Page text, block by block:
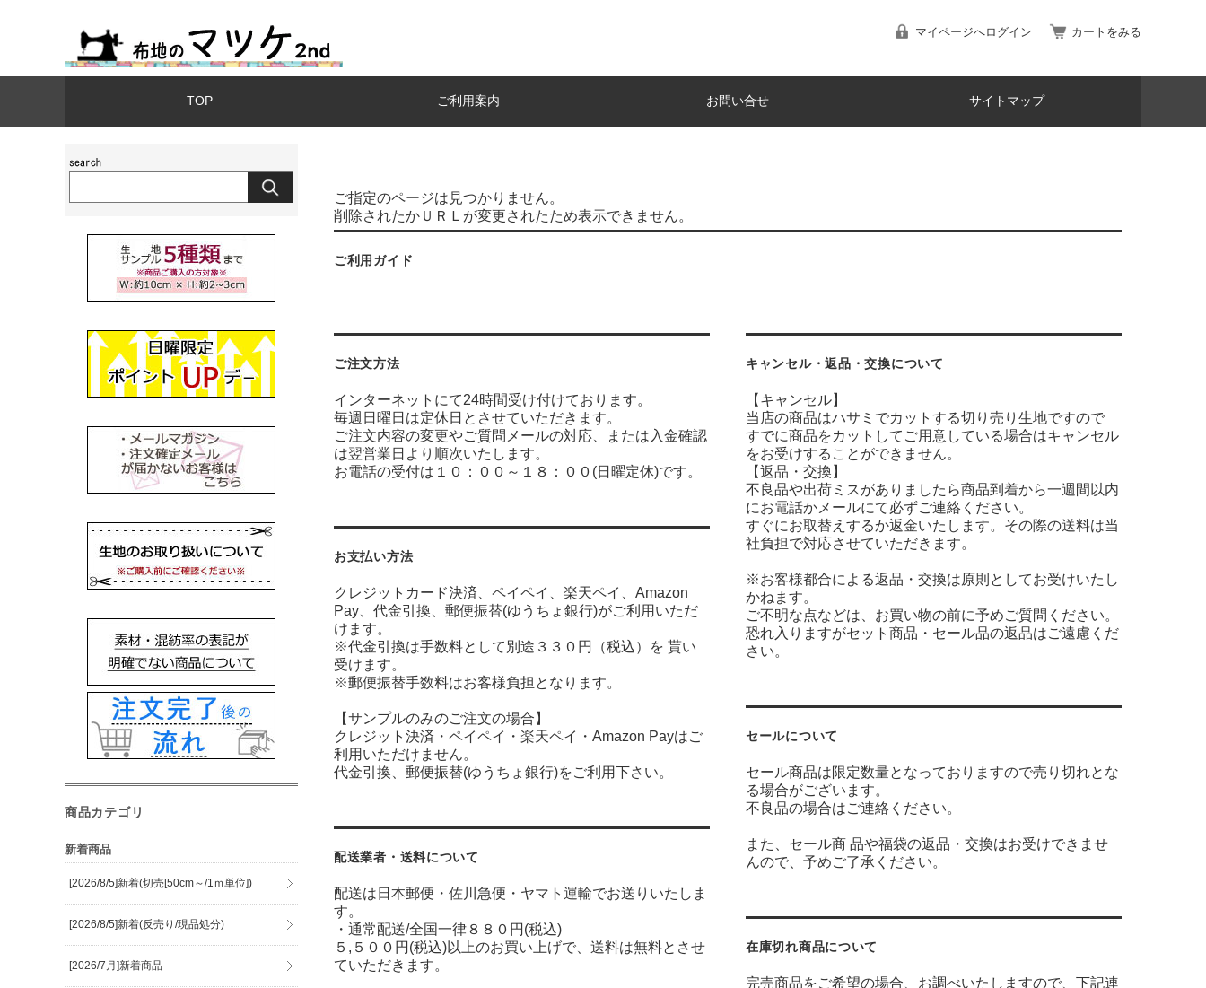
マイページへログイン カートをみる
TOP ご利用案内 お問い合せ サイトマップ
ご指定のページは見つかりません。
削除されたかＵＲＬが変更されたため表示できません。
ご利用ガイド
ご注文方法
インターネットにて24時間受け付けております。
毎週日曜日は定休日とさせていただきます。
ご注文内容の変更やご質問メールの対応、または入金確認
は翌営業日より順次いたします。
お電話の受付は１０：００～１８：００(日曜定休)です。
お支払い方法
クレジットカード決済、ペイペイ、楽天ペイ、Amazon
Pay、代金引換、郵便振替(ゆうちょ銀行)がご利用いただ
けます。
※代金引換は手数料として別途３３０円（税込）を 貰い
受けます。
※郵便振替手数料はお客様負担となります。
【サンプルのみのご注文の場合】
クレジット決済・ペイペイ・楽天ペイ・Amazon Payはご
利用いただけません。
代金引換、郵便振替(ゆうちょ銀行)をご利用下さい。
配送業者・送料について
配送は日本郵便・佐川急便・ヤマト運輸でお送りいたしま
す。
・通常配送/全国一律８８０円(税込)
５,５００円(税込)以上のお買い上げで、送料は無料とさせ
ていただきます。
キャンセル・返品・交換について
【キャンセル】
当店の商品はハサミでカットする切り売り生地ですので
すでに商品をカットしてご用意している場合はキャンセル
をお受けすることができません。
【返品・交換】
不良品や出荷ミスがありましたら商品到着から一週間以内
にお電話かメールにて必ずご連絡ください。
すぐにお取替えするか返金いたします。その際の送料は当
社負担で対応させていただきます。
※お客様都合による返品・交換は原則としてお受けいたし
かねます。
ご不明な点などは、お買い物の前に予めご質問ください。
恐れ入りますがセット商品・セール品の返品はご遠慮くだ
さい。
セールについて
セール商品は限定数量となっておりますので売り切れとな
る場合がございます。
不良品の場合はご連絡ください。
また、セール商 品や福袋の返品・交換はお受けできませ
んので、予めご了承ください。
在庫切れ商品について
完売商品をご希望の場合、お調べいたしますので、下記連
商品カテゴリ
新着商品
[2026/8/5]新着(切売[50cm～/1ｍ単位])
[2026/8/5]新着(反売り/現品処分)
[2026/7月]新着商品